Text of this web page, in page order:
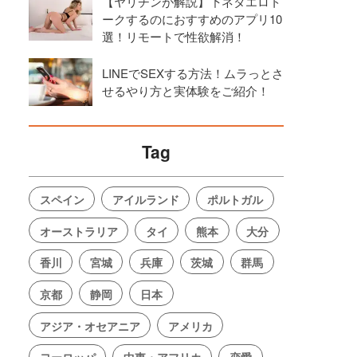
ークするのにおすすめのアプリ10
選！リモートで性欲解消！
LINEでSEXする方法！ムラっとさ
せるやり方と実体験をご紹介！
Tag
スペイン アイルランド
ポルトガル
オーストラリア
タイ 熊本
大分
香川
宮城 兵庫 茨城
群馬
京都
静岡
日本
アジア・オセアニア
アメリカ